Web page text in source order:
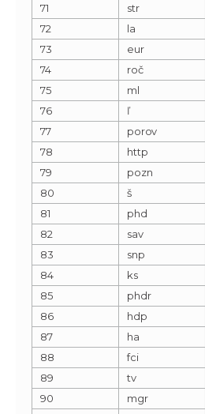
71
str
72
la
73
eur
74
roč
75
ml
76
ľ
77
porov
78
http
79
pozn
80
š
81
phd
82
sav
83
snp
84
ks
85
phdr
86
hdp
87
ha
88
fci
89
tv
90
mgr